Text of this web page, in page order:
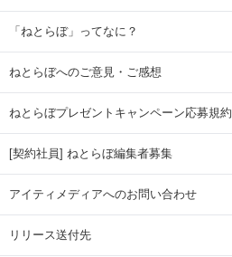
「ねとらぼ」ってなに？
ねとらぼへのご意見・ご感想
ねとらぼプレゼントキャンペーン応募規約
[契約社員] ねとらぼ編集者募集
アイティメディアへのお問い合わせ
リリース送付先